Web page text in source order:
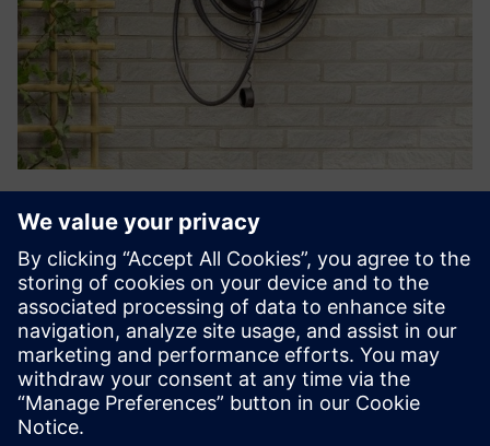
Home charging for fleet customers
Комплексні рішення для зарядки житлових будинків
для водіїв автопарку. Наші експерти встановлюють
зарядні пристрої, керовані за допомогою нашого
додатка, реєструють витрати на енергію для
відшкодування та забезпечують всебічну пос...
Докладніше